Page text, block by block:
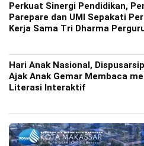
Perkuat Sinergi Pendidikan,
Parepare dan UMI Sepakati
Kerja Sama Tri Dharma
Hari Anak Nasional,
Ajak Anak Gemar Membaca
Literasi Interaktif